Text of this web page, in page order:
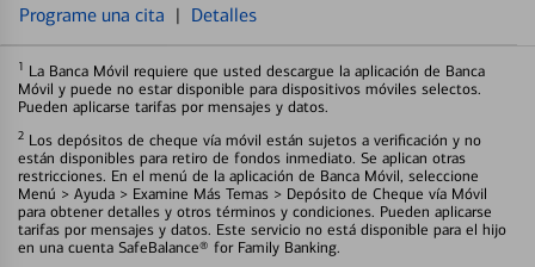
Programe una cita | Detalles
1 La Banca Móvil requiere que usted descargue la aplicación de Banca
Móvil y puede no estar disponible para dispositivos móviles selectos.
Pueden aplicarse tarifas por mensajes y datos.
2 Los depósitos de cheque vía móvil están sujetos a verificación y no
están disponibles para retiro de fondos inmediato. Se aplican otras
restricciones. En el menú de la aplicación de Banca Móvil, seleccione
Menú > Ayuda > Examine Más Temas > Depósito de Cheque vía Móvil
para obtener detalles y otros términos y condiciones. Pueden aplicarse
tarifas por mensajes y datos. Este servicio no está disponible para el hijo
en una cuenta SafeBalance® for Family Banking.